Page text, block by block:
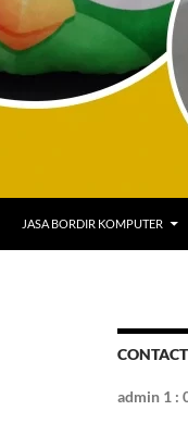
JASA BORDIR KOMPUTER
admin 1 :